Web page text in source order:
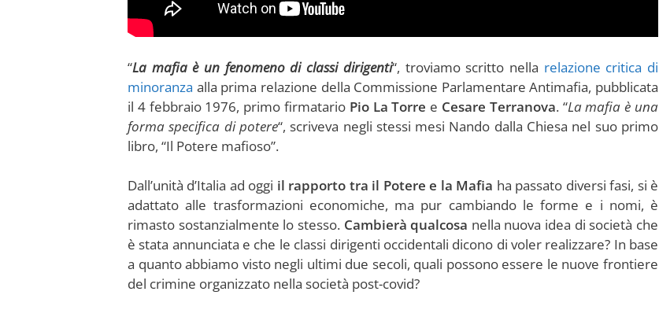
“La mafia è un fenomeno di classi dirigenti“, troviamo scritto nella relazione critica di
minoranza alla prima relazione della Commissione Parlamentare Antimafia, pubblicata
il 4 febbraio 1976, primo firmatario Pio La Torre e Cesare Terranova. “La mafia è una
forma specifica di potere“, scriveva negli stessi mesi Nando dalla Chiesa nel suo primo
libro, “Il Potere mafioso”.
Dall’unità d’Italia ad oggi il rapporto tra il Potere e la Mafia ha passato diversi fasi, si è
adattato alle trasformazioni economiche, ma pur cambiando le forme e i nomi, è
rimasto sostanzialmente lo stesso. Cambierà qualcosa nella nuova idea di società che
è stata annunciata e che le classi dirigenti occidentali dicono di voler realizzare? In base
a quanto abbiamo visto negli ultimi due secoli, quali possono essere le nuove frontiere
del crimine organizzato nella società post-covid?